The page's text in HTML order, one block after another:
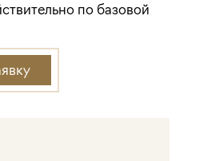
по базовой